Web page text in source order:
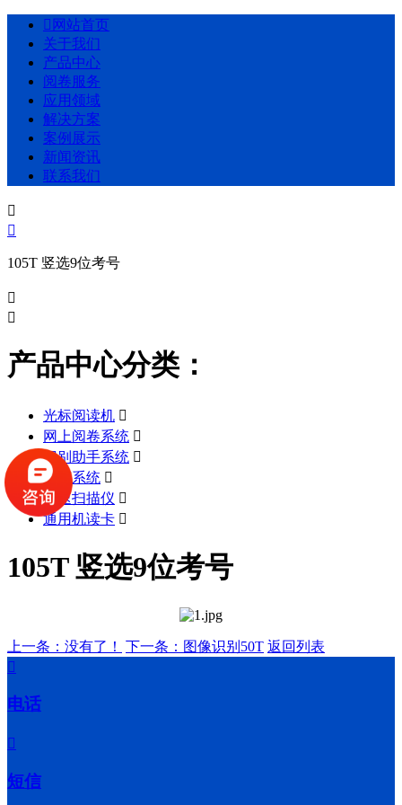
 网站首页
关于我们
产品中心
阅卷服务
应用领域
解决方案
案例展示
新闻资讯
联系我们


105T 竖选9位考号


产品中心分类：
光标阅读机 
网上阅卷系统 
识别助手系统 
测评系统 
高速扫描仪 
通用机读卡 
105T 竖选9位考号
上一条：没有了！ 下一条：图像识别50T 返回列表

电话

短信